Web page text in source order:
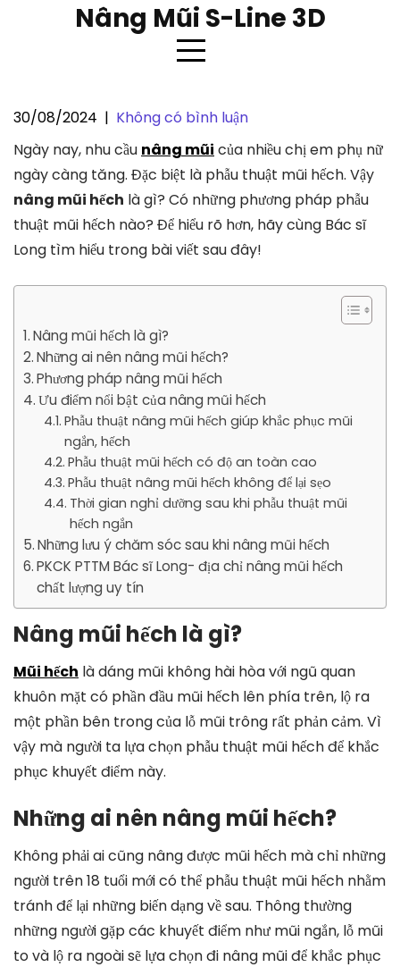
Nâng Mũi S-Line 3D
Nâng mũi hếch là gì? Các
phương pháp nâng mũi hếch hiện
nay
30/08/2024 | Không có bình luận
Ngày nay, nhu cầu nâng mũi của nhiều chị em phụ nữ
ngày càng tăng. Đặc biệt là phẫu thuật mũi hếch. Vậy
nâng mũi hếch là gì? Có những phương pháp phẫu
thuật mũi hếch nào? Để hiểu rõ hơn, hãy cùng Bác sĩ
Long tìm hiểu trong bài viết sau đây!
Nâng mũi hếch là gì?
Những ai nên nâng mũi hếch?
Phương pháp nâng mũi hếch
Ưu điểm nổi bật của nâng mũi hếch
Phẫu thuật nâng mũi hếch giúp khắc phục mũi
ngắn, hếch
Phẫu thuật mũi hếch có độ an toàn cao
Phẫu thuật nâng mũi hếch không để lại sẹo
Thời gian nghỉ dưỡng sau khi phẫu thuật mũi
hếch ngắn
Những lưu ý chăm sóc sau khi nâng mũi hếch
PKCK PTTM Bác sĩ Long- địa chỉ nâng mũi hếch
chất lượng uy tín
Nâng mũi hếch là gì?
Mũi hếch là dáng mũi không hài hòa với ngũ quan
khuôn mặt có phần đầu mũi hếch lên phía trên, lộ ra
một phần bên trong của lỗ mũi trông rất phản cảm. Vì
vậy mà người ta lựa chọn phẫu thuật mũi hếch để khắc
phục khuyết điểm này.
Những ai nên nâng mũi hếch?
Không phải ai cũng nâng được mũi hếch mà chỉ những
người trên 18 tuổi mới có thể phẫu thuật mũi hếch nhằm
tránh để lại những biến dạng về sau. Thông thường
những người gặp các khuyết điểm như mũi ngắn, lỗ mũi
to và lộ ra ngoài sẽ lựa chọn đi nâng mũi để khắc phục